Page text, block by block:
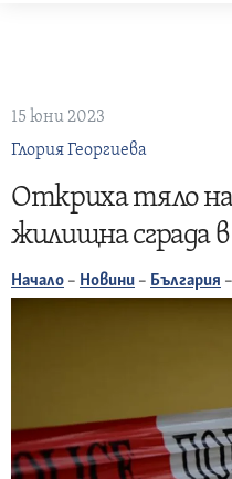
15 юни 2023
Глория Георгиева
Откриха тяло
жилищна сграда
Начало – Новини – България –